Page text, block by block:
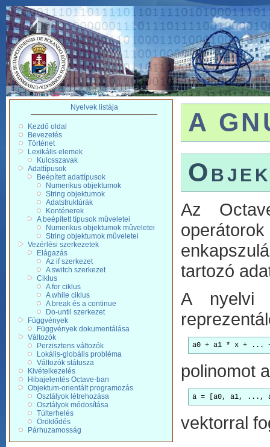
Nyelvek listája
Kezdő oldal
Bevezetés
Történet
Lexikális elemek
Kulcsszavak
Adattípusok
Beépített adattípusok
Numerikus objektumok
String objektumok
Adatstruktúrák
Konténerek
A beépített típusok mûveletei
Numerikus objektumok mûveletei
String objektumok mûveletei
Vezérlési szerkezetek
Elágazás
Az if szerkezet
A switch szerkezet
Ciklus
A for ciklus
A while ciklus
A break és a continue
Do-until szerkezet
Függvények
Függvények dokumentálása
Változók
Perzisztens változók
Lokális-globális probléma
Változók státusza
Kivételkezelés
Hibajelentés Octave-ban
Objektum-orientált programozás
Osztályok létrehozása
Osztályok módosítása
Túlterhelés
Öröklődés
Párhuzamosság
A
Az
tartozó
A nyelvi
a0 + a1 * x + ...
polinomot a
a = [a0, a1, ...,
vektorral